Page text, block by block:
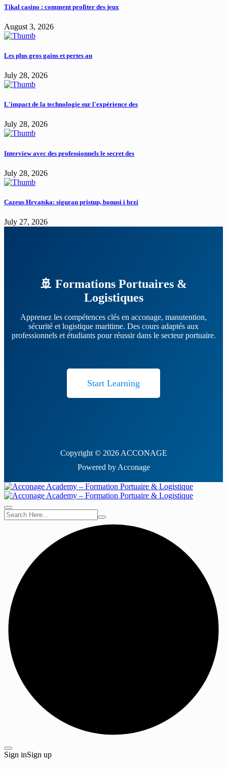
Tikal casino : comment profiter des jeux
August 3, 2026
Les plus gros gains et pertes au
July 28, 2026
L'impact de la technologie sur l'expérience des
July 28, 2026
Interview avec des professionnels le secret des
July 28, 2026
Cazeus Hrvatska: siguran pristup, bonusi i brzi
July 27, 2026
🚢 Formations Portuaires &
Logistiques
Apprenez les compétences clés en acconage, manutention,
sécurité et logistique maritime. Des cours adaptés aux
professionnels et étudiants pour réussir dans le secteur portuaire.
Start Learning
Copyright © 2026 ACCONAGE
Powered by Acconage
Sign inSign up